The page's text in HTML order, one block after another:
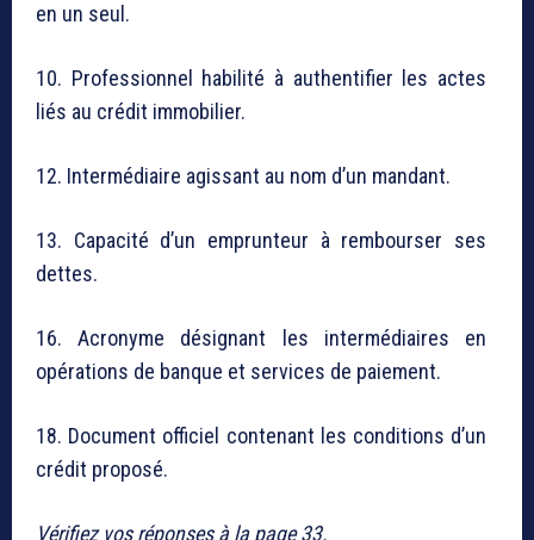
en un seul.
10. Professionnel habilité à authentifier les actes
liés au crédit immobilier.
12. Intermédiaire agissant au nom d’un mandant.
13. Capacité d’un emprunteur à rembourser ses
dettes.
16. Acronyme désignant les intermédiaires en
opérations de banque et services de paiement.
18. Document officiel contenant les conditions d’un
crédit proposé.
Vérifiez vos réponses à la page 33.